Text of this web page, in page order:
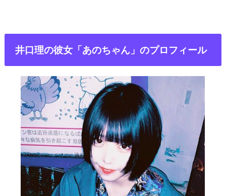
井口理の彼女「あのちゃん」のプロフィール